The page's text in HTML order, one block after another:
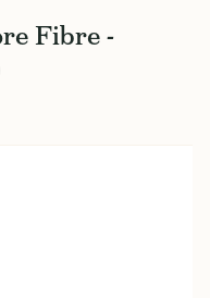
Fibre -